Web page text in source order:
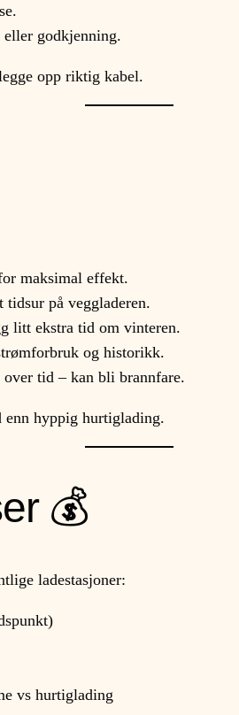
eller godkjenning.
opp riktig kabel.
maksimal effekt.
på veggladeren.
litt ekstra tid om vinteren.
og historikk.
tid – kan bli brannfare.
enn hyppig hurtiglading.
💰
ladestasjoner:
vs hurtiglading